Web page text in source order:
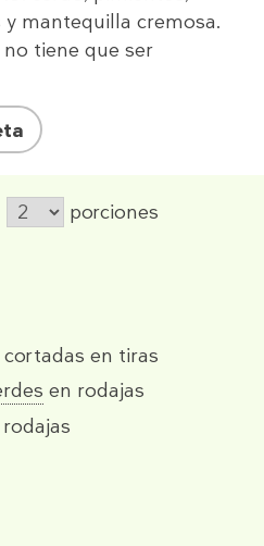
mantequilla cremosa.
no tiene que ser
porciones
en tiras
en rodajas